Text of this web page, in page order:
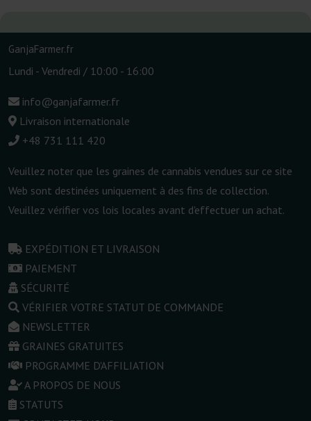
GanjaFarmer.fr
Lundi - Vendredi / 10:00 - 16:00
info@ganjafarmer.fr
Livraison internationale
+48 731 111 420
Veuillez noter que les graines de cannabis vendues sur ce site
Web sont destinées uniquement à des fins de collection.
Veuillez vérifier vos lois locales avant d'effectuer un achat.
EXPÉDITION ET LIVRAISON
PAIEMENT
SÉCURITÉ
VÉRIFIER VOTRE STATUT DE COMMANDE
NEWSLETTER
GRAINES GRATUITES
PROGRAMME D'AFFILIATION
A PROPOS DE NOUS
STATUTS